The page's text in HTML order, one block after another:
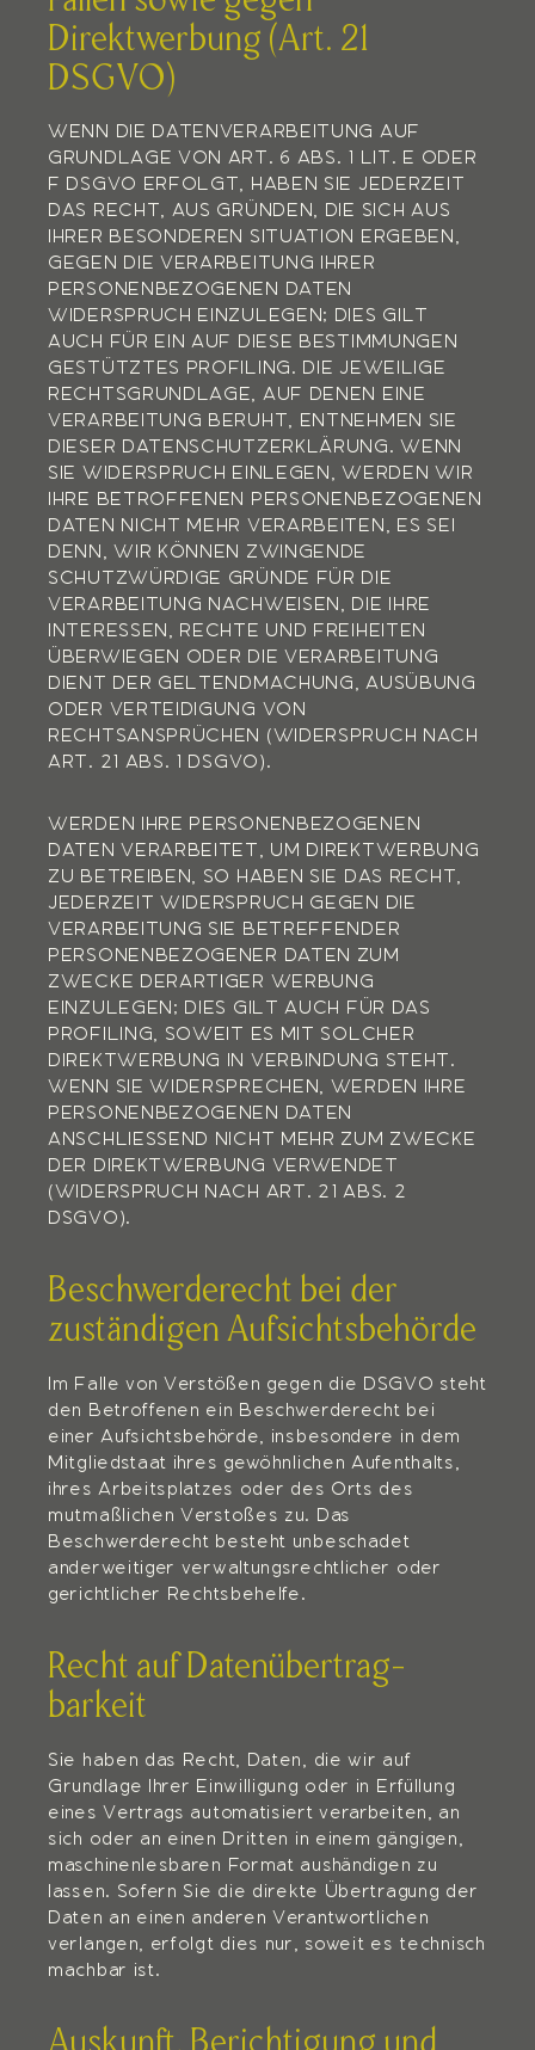
Direktwerbung (Art. 21
DSGVO)
WENN DIE DATENVERARBEITUNG AUF
GRUNDLAGE VON ART. 6 ABS. 1 LIT. E ODER
F DSGVO ERFOLGT, HABEN SIE JEDERZEIT
DAS RECHT, AUS GRÜNDEN, DIE SICH AUS
IHRER BESONDEREN SITUATION ERGEBEN,
GEGEN DIE VERARBEITUNG IHRER
PERSONENBEZOGENEN DATEN
WIDERSPRUCH EINZULEGEN; DIES GILT
AUCH FÜR EIN AUF DIESE BESTIMMUNGEN
GESTÜTZTES PROFILING. DIE JEWEILIGE
RECHTSGRUNDLAGE, AUF DENEN EINE
VERARBEITUNG BERUHT, ENTNEHMEN SIE
DIESER DATENSCHUTZERKLÄRUNG. WENN
SIE WIDERSPRUCH EINLEGEN, WERDEN WIR
IHRE BETROFFENEN PERSONENBEZOGENEN
DATEN NICHT MEHR VERARBEITEN, ES SEI
DENN, WIR KÖNNEN ZWINGENDE
SCHUTZWÜRDIGE GRÜNDE FÜR DIE
VERARBEITUNG NACHWEISEN, DIE IHRE
INTERESSEN, RECHTE UND FREIHEITEN
ÜBERWIEGEN ODER DIE VERARBEITUNG
DIENT DER GELTENDMACHUNG, AUSÜBUNG
ODER VERTEIDIGUNG VON
RECHTSANSPRÜCHEN (WIDERSPRUCH NACH
ART. 21 ABS. 1 DSGVO).
WERDEN IHRE PERSONENBEZOGENEN
DATEN VERARBEITET, UM DIREKTWERBUNG
ZU BETREIBEN, SO HABEN SIE DAS RECHT,
JEDERZEIT WIDERSPRUCH GEGEN DIE
VERARBEITUNG SIE BETREFFENDER
PERSONENBEZOGENER DATEN ZUM
ZWECKE DERARTIGER WERBUNG
EINZULEGEN; DIES GILT AUCH FÜR DAS
PROFILING, SOWEIT ES MIT SOLCHER
DIREKTWERBUNG IN VERBINDUNG STEHT.
WENN SIE WIDERSPRECHEN, WERDEN IHRE
PERSONENBEZOGENEN DATEN
ANSCHLIESSEND NICHT MEHR ZUM ZWECKE
DER DIREKTWERBUNG VERWENDET
(WIDERSPRUCH NACH ART. 21 ABS. 2
DSGVO).
Beschwerde­recht bei der
zuständigen Aufsichts­behörde
Im Falle von Verstößen gegen die DSGVO steht
den Betroffenen ein Beschwerderecht bei
einer Aufsichtsbehörde, insbesondere in dem
Mitgliedstaat ihres gewöhnlichen Aufenthalts,
ihres Arbeitsplatzes oder des Orts des
mutmaßlichen Verstoßes zu. Das
Beschwerderecht besteht unbeschadet
anderweitiger verwaltungsrechtlicher oder
gerichtlicher Rechtsbehelfe.
Recht auf Daten­übertrag­
barkeit
Sie haben das Recht, Daten, die wir auf
Grundlage Ihrer Einwilligung oder in Erfüllung
eines Vertrags automatisiert verarbeiten, an
sich oder an einen Dritten in einem gängigen,
maschinenlesbaren Format aushändigen zu
lassen. Sofern Sie die direkte Übertragung der
Daten an einen anderen Verantwortlichen
verlangen, erfolgt dies nur, soweit es technisch
machbar ist.
Auskunft, Berichtigung und